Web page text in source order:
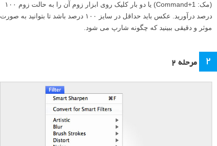
(مک: Command+1) یا دو بار کلیک روی ابزار زوم آن را به حالت زوم ۱۰۰
درصد درآورید. عکس باید حداقل در سایز ۱۰۰ درصد باشد تا بتوانید به صورت
موثر و دقیقی ببینید که چگونه شارپ می شود.
۲ مرحله ۲